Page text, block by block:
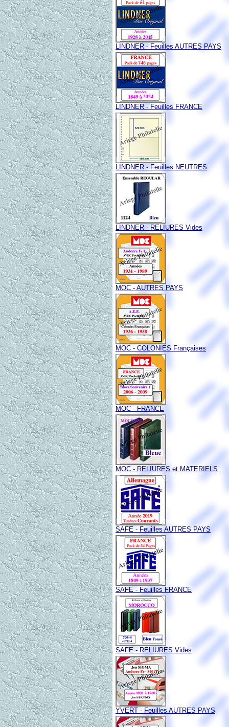
LINDNER - Feuilles AUTRES PAYS
LINDNER - Feuilles FRANCE
LINDNER - Feuilles NEUTRES
LINDNER - RELIURES Vides
MOC - AUTRES PAYS
MOC - COLONIES Françaises
MOC - FRANCE
MOC - RELIURES et MATERIELS
SAFE - Feuilles AUTRES PAYS
SAFE - Feuilles FRANCE
SAFE - RELIURES Vides
YVERT - Feuilles AUTRES PAYS